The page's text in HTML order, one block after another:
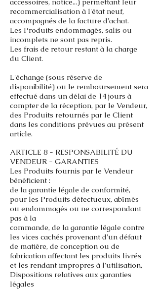
accessoires, notice...) permettant leur
recommercialisation à l'état neuf,
accompagnés de la facture d'achat.
Les Produits endommagés, salis ou
incomplets ne sont pas repris.
Les frais de retour restant à la charge
du Client.
L'échange (sous réserve de
disponibilité) ou le remboursement sera
effectué dans un délai de 14 jours à
compter de la réception, par le Vendeur,
des Produits retournés par le Client
dans les conditions prévues au présent
article.
ARTICLE 8 - RESPONSABILITÉ DU
VENDEUR - GARANTIES
Les Produits fournis par le Vendeur
bénéficient :
de la garantie légale de conformité,
pour les Produits défectueux, abîmés
ou endommagés ou ne correspondant
pas à la
commande, de la garantie légale contre
les vices cachés provenant d'un défaut
de matière, de conception ou de
fabrication affectant les produits livrés
et les rendant impropres à l'utilisation,
Dispositions relatives aux garanties
légales